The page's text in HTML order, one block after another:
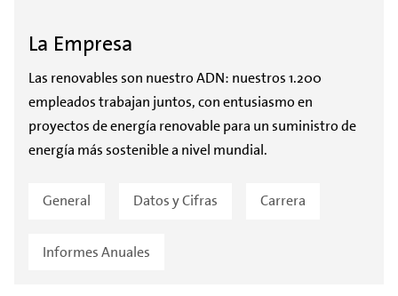
La Empresa
Las renovables son nuestro ADN: nuestros 1.200
empleados trabajan juntos, con entusiasmo en
proyectos de energía renovable para un suministro de
energía más sostenible a nivel mundial.
General Datos y Cifras Carrera
Informes Anuales